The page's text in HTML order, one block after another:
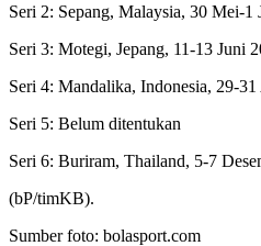
Seri 2: Sepang, Malaysia, 30 Mei-1
Seri 3: Motegi, Jepang, 11-13 Juni
Seri 4: Mandalika, Indonesia, 29-
Seri 5: Belum ditentukan
Seri 6: Buriram, Thailand, 5-7
(bP/timKB).
Sumber foto: bolasport.com